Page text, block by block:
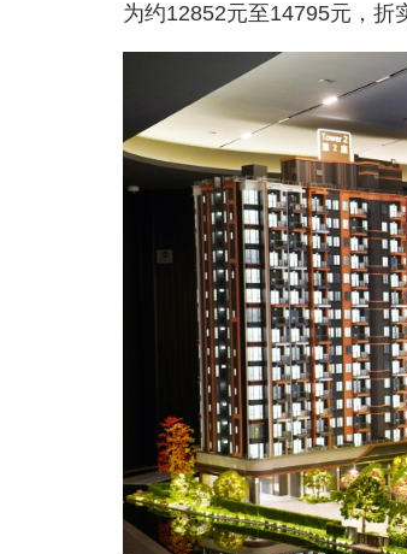
为约12852元至14795元，折